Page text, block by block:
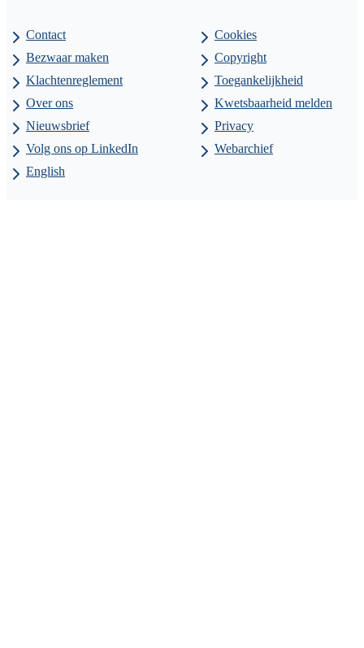
Contact
Bezwaar maken
Klachtenreglement
Over ons
Nieuwsbrief
Volg ons op LinkedIn
English
Cookies
Copyright
Toegankelijkheid
Kwetsbaarheid melden
Privacy
Webarchief